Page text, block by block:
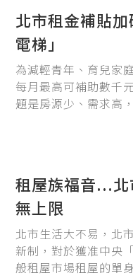
北市租金補貼
電梯」
為減輕青年、育兒家
每月最高可補助數千
題是房源少、需求高
租屋族福音...
無上限
北市生活大不易，北
新制，對於獲准中央
般租屋市場租屋的單